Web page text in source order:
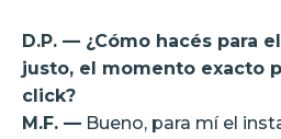
D.P. — ¿Cómo hacés para
justo, el momento exacto
click?
M.F. — Bueno, para mí el